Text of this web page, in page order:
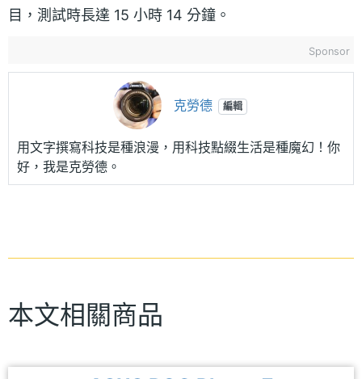
目，測試時長達 15 小時 14 分鐘。
Sponsor
克勞德 編輯
用文字撰寫科技是種浪漫，用科技點綴生活是種魔幻！你
好，我是克勞德。
本文相關商品